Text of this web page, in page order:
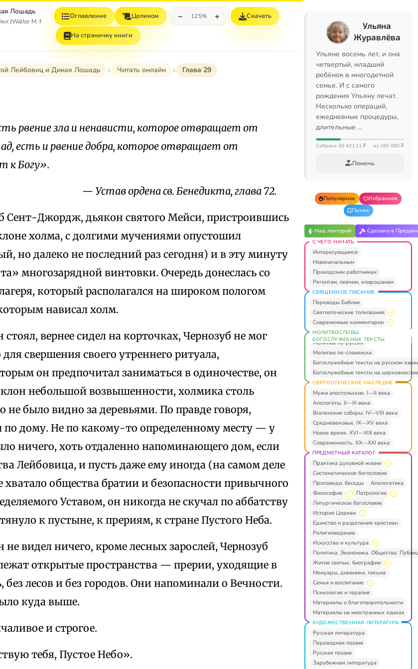
Лошадь
(Walter M. Miller, Jr.)
Оглавление Целиком − 125% + Скачать
На страничку книги
Лейбовиц и Дикая Лошадь Читать онлайн Глава 29
рвение зла и ненависти, которое отвращает от
ад, есть и рвение добра, которое отвращает от
к Богу».
— Устав ордена св. Бенедикта, глава 72.
Сент-Джордж, дьякон святого Мейси, пристроившись
холма, с долгими мучениями опустошил
но далеко не последний раз сегодня) и в эту минуту
многозарядной винтовки. Очередь донеслась со
который располагался на широком пологом
нависал холм.
стоял, вернее сидел на корточках, Чернозуб не мог
свершения своего утреннего ритуала,
он предпочитал заниматься в одиночестве, он
небольшой возвышенности, холмика столь
не было видно за деревьями. По правде говоря,
по дому. Не по какому-то определенному месту — у
ничего, хоть отдаленно напоминающего дом, если
Лейбовица, и пусть даже ему иногда (на самом деле
хватало общества братии и безопасности привычного
Уставом, он никогда не скучал по аббатству
к пустыне, к прериям, к стране Пустого Неба.
не видел ничего, кроме лесных зарослей, Чернозуб
открытые пространства — прерии, уходящие в
лесов и без городов. Они напоминали о Вечности.
куда выше.
и строгое.
тебя, Пустое Небо».
Ульяна
Журавлёва
Ульяне восемь лет, и она
четвертый, младший
ребёнок в многодетной
семье. И с самого
рождения Ульяну лечат.
Несколько операций,
ежедневные процедуры,
длительные …
Собрано 50 421,11 ₽ из 180 000 ₽
Помочь
Популярное
Избранное
Позже
Наш лекторий Сделано в
С ЧЕГО НАЧАТЬ
Интересующимся
Новоначальным
Приходским работникам
Регентам, певчим, клирошанам
СВЯЩЕННОЕ ПИСАНИЕ
Переводы Библии
Святоотеческие толкования
Современные комментарии
МОЛИТВОСЛОВЫ.
БОГОСЛУЖЕБНЫЕ ТЕКСТЫ
Молитвы по-русски
Молитвы по-славянски
Богослужебные тексты на русском
Богослужебные тексты на
СВЯТООТЕЧЕСКОЕ НАСЛЕДИЕ
Мужи апостольские. I—II века
Апологеты. II—III века
Вселенские соборы. IV—VIII века
Средневековье. IX—XV века
Новое время. XVI—XIX века
Современность. XX—XXI века
ПРЕДМЕТНЫЙ КАТАЛОГ
Практика духовной жизни
Систематическое богословие
Проповеди, беседы
Апологетика
Философия
Патрология
Литургическое богословие
История Церкви
Единство и разделения христиан
Религиоведение
Искусство и культура
Политика. Экономика. Общество.
Жития святых, биографии
Мемуары, дневники, письма
Семья и воспитание
Психология и терапия
Материалы о благотворительности
Материалы на иностранных языках
ХУДОЖЕСТВЕННАЯ ЛИТЕРАТУРА
Русская литература
Переводная поэзия
Русская поэзия
Зарубежная литература